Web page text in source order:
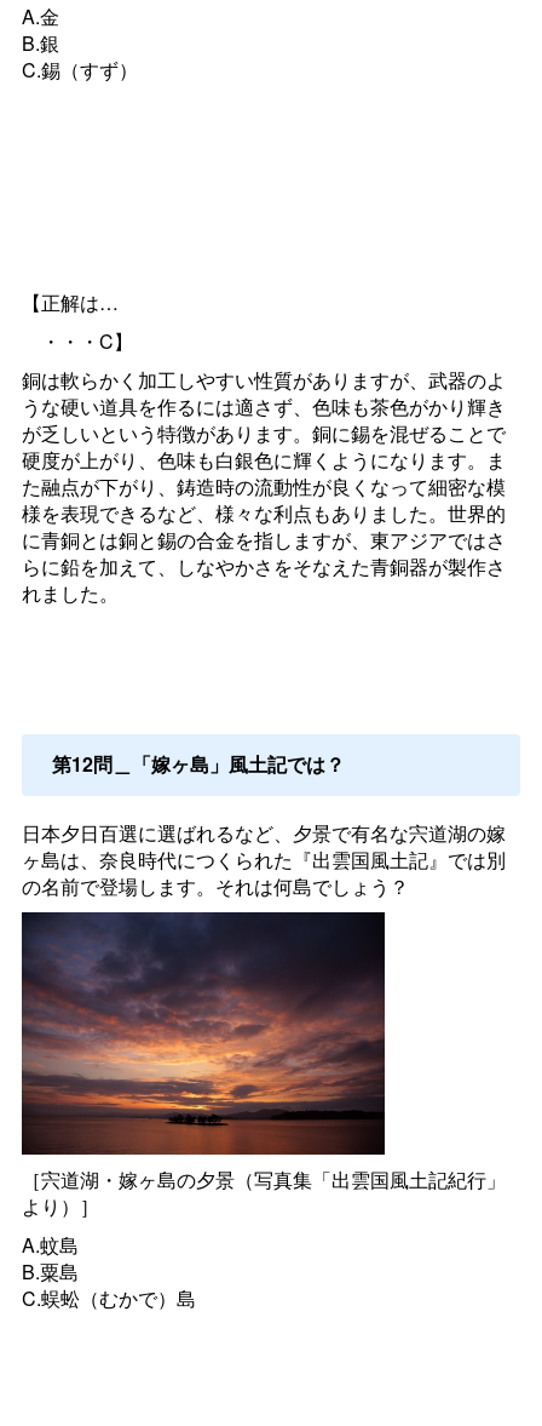
A.金
B.銀
C.錫（すず）
【正解は…
・・・C】
銅は軟らかく加工しやすい性質がありますが、武器のよ
うな硬い道具を作るには適さず、色味も茶色がかり輝き
が乏しいという特徴があります。銅に錫を混ぜることで
硬度が上がり、色味も白銀色に輝くようになります。ま
た融点が下がり、鋳造時の流動性が良くなって細密な模
様を表現できるなど、様々な利点もありました。世界的
に青銅とは銅と錫の合金を指しますが、東アジアではさ
らに鉛を加えて、しなやかさをそなえた青銅器が製作さ
れました。
第12問＿「嫁ヶ島」風土記では？
日本夕日百選に選ばれるなど、夕景で有名な宍道湖の嫁
ヶ島は、奈良時代につくられた『出雲国風土記』では別
の名前で登場します。それは何島でしょう？
［宍道湖・嫁ヶ島の夕景（写真集「出雲国風土記紀行」
より）］
A.蚊島
B.粟島
C.蜈蚣（むかで）島